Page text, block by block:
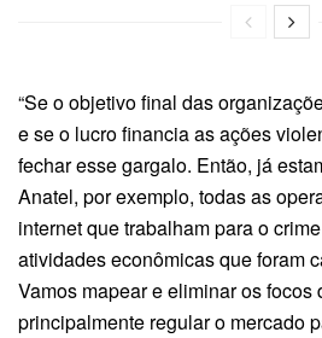
“Se o objetivo final das
e se o lucro financia as ações
fechar esse gargalo. Então, já
Anatel, por exemplo, todas as
internet que trabalham para o
atividades econômicas que foram
Vamos mapear e eliminar os focos
principalmente regular o mercado